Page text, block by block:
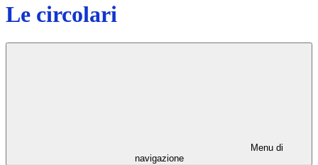
Le circolari
Menu di
navigazione